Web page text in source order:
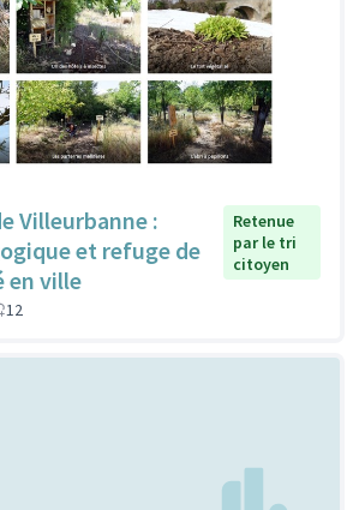
Villeurbanne :
et refuge de
en ville
Retenue
par le tri
citoyen
12